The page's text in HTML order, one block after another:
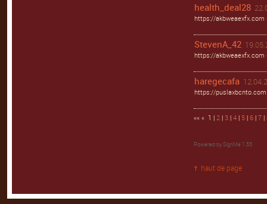
health_deal28
https://akbweaexfx.com
StevenA_42
https://akbweaexfx.com
haregecafa
https://
«« « 1 | 2 | 3 | 4 | 5 | 6 | 7 |
Powered by SignMe 1.55
haut de page